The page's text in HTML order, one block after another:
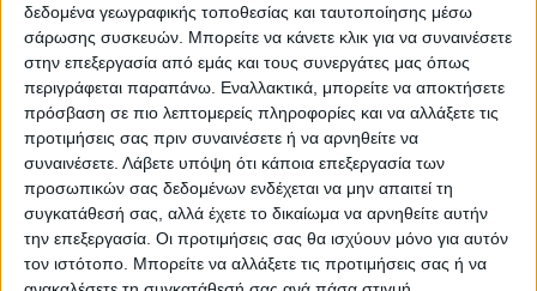
δεδομένα γεωγραφικής τοποθεσίας και ταυτοποίησης μέσω
σάρωσης συσκευών. Μπορείτε να κάνετε κλικ για να συναινέσετε
στην επεξεργασία από εμάς και τους συνεργάτες μας όπως
περιγράφεται παραπάνω. Εναλλακτικά, μπορείτε να αποκτήσετε
πρόσβαση σε πιο λεπτομερείς πληροφορίες και να αλλάξετε τις
προτιμήσεις σας πριν συναινέσετε ή να αρνηθείτε να
συναινέσετε. Λάβετε υπόψη ότι κάποια επεξεργασία των
προσωπικών σας δεδομένων ενδέχεται να μην απαιτεί τη
συγκατάθεσή σας, αλλά έχετε το δικαίωμα να αρνηθείτε αυτήν
την επεξεργασία. Οι προτιμήσεις σας θα ισχύουν μόνο για αυτόν
τον ιστότοπο. Μπορείτε να αλλάξετε τις προτιμήσεις σας ή να
Αξίζει να σημειωθεί ότι είναι η δεύτερη
φορά που τμήμα της ειδίκευσης πιάνου
έρχεται για συναυλία καθώς προηγήθηκε
προπερσι αυτή στο Μουσικό Σχολείο που
πραγματικά εντυπωσίασε τον κόσμο όπως
βεβαίως και η σπουδαία συναυλία που
έδωσε πέρσι (πάλι στο Μουσικό Σχολείο) ο
Ούβε Μάτσκε…